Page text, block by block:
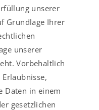
unserer
Grundlage Ihrer
unserer
Vorbehaltlich
Daten in einem
gesetzlichen